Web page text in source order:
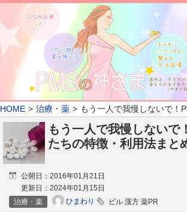
HOME 治療・薬 もう一人で我慢しないで！
もう一人で我慢しないで
たちの特徴・利用法まと
公開日： 2016年01月21日
更新日： 2024年01月15日
治療・薬
ひまわり ピル 漢方 薬PR